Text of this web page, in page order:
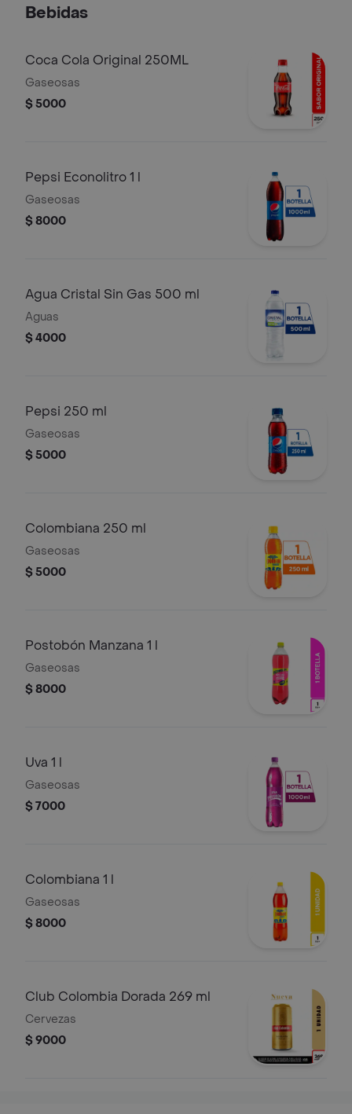
Bebidas
Coca Cola Original 250ML
Gaseosas
$ 5000
Pepsi Econolitro 1 l
Gaseosas
$ 8000
Agua Cristal Sin Gas 500 ml
Aguas
$ 4000
Pepsi 250 ml
Gaseosas
$ 5000
Colombiana 250 ml
Gaseosas
$ 5000
Postobón Manzana 1 l
Gaseosas
$ 8000
Uva 1 l
Gaseosas
$ 7000
Colombiana 1 l
Gaseosas
$ 8000
Club Colombia Dorada 269 ml
Cervezas
$ 9000